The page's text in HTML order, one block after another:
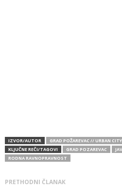
IZVOR/AUTOR
GRAD POŽAREVAC // URBAN CITY
KLJUČNE REČI/TAGOVI
GRAD POZAREVAC
RODNA RAVNOPRAVNOST
PRETHODNI ČLANAK